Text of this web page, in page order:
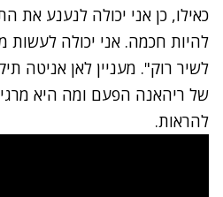
כאילו, כן אני יכולה לנענע את
להיות חכמה. אני יכולה לעשות
לשיר רוק". מעניין לאן אניטה
של ריהאנה הפעם ומה היא
להראות.